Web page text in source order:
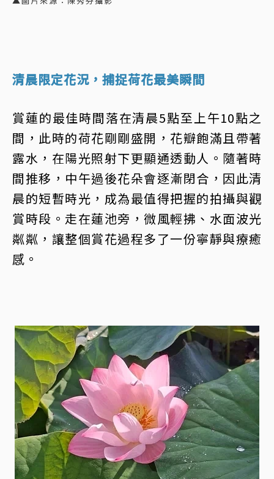
清晨限定花況，捕捉荷花最美瞬間
賞蓮的最佳時間落在清晨5點至上午10點之
間，此時的荷花剛剛盛開，花瓣飽滿且帶著
露水，在陽光照射下更顯通透動人。隨著時
間推移，中午過後花朵會逐漸閉合，因此清
晨的短暫時光，成為最值得把握的拍攝與觀
賞時段。走在蓮池旁，微風輕拂、水面波光
粼粼，讓整個賞花過程多了一份寧靜與療癒
感。